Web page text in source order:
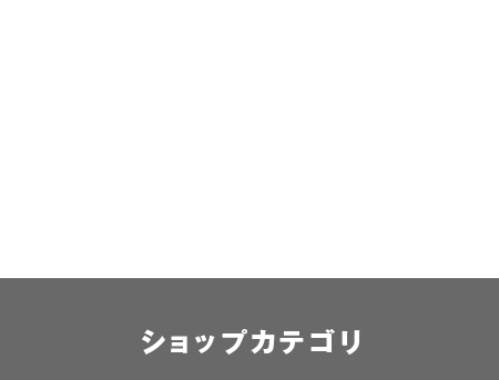
商品をキャンセル・返品した場合は、プレミアムポイント付与の対象となりませ
同一ショップで複数回ご利用される場合は、1回のご利用ごとにポイントUPモ